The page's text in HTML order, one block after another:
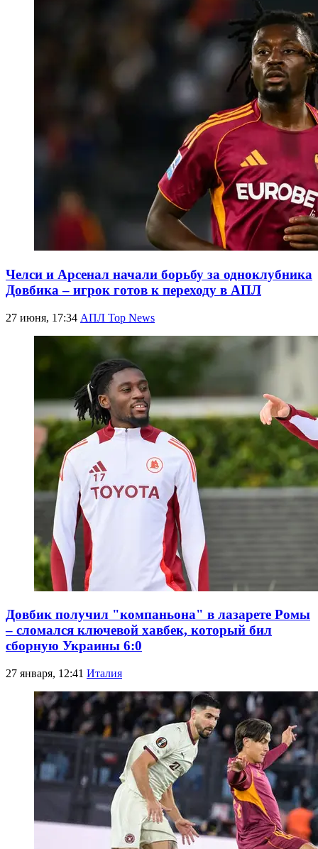
Челси и Арсенал начали борьбу за одноклубника
Довбика – игрок готов к переходу в АПЛ
27 июня, 17:34 АПЛ Top News
Довбик получил "компаньона" в лазарете Ромы
– сломался ключевой хавбек, который бил
сборную Украины 6:0
27 января, 12:41 Италия